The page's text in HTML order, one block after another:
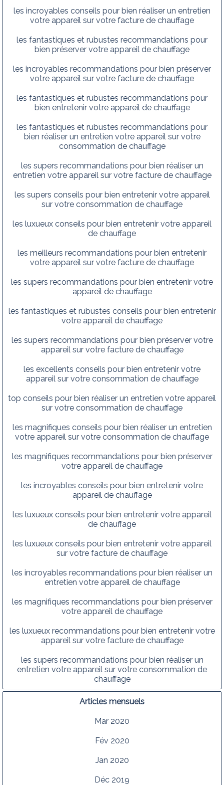
les incroyables conseils pour bien réaliser un entretien
votre appareil sur votre facture de chauffage
les fantastiques et rubustes recommandations pour
bien préserver votre appareil de chauffage
les incroyables recommandations pour bien préserver
votre appareil sur votre facture de chauffage
les fantastiques et rubustes recommandations pour
bien entretenir votre appareil de chauffage
les fantastiques et rubustes recommandations pour
bien réaliser un entretien votre appareil sur votre
consommation de chauffage
les supers recommandations pour bien réaliser un
entretien votre appareil sur votre facture de chauffage
les supers conseils pour bien entretenir votre appareil
sur votre consommation de chauffage
les luxueux conseils pour bien entretenir votre appareil
de chauffage
les meilleurs recommandations pour bien entretenir
votre appareil sur votre facture de chauffage
les supers recommandations pour bien entretenir votre
appareil de chauffage
les fantastiques et rubustes conseils pour bien entretenir
votre appareil de chauffage
les supers recommandations pour bien préserver votre
appareil sur votre facture de chauffage
les excellents conseils pour bien entretenir votre
appareil sur votre consommation de chauffage
top conseils pour bien réaliser un entretien votre appareil
sur votre consommation de chauffage
les magnifiques conseils pour bien réaliser un entretien
votre appareil sur votre consommation de chauffage
les magnifiques recommandations pour bien préserver
votre appareil de chauffage
les incroyables conseils pour bien entretenir votre
appareil de chauffage
les luxueux conseils pour bien entretenir votre appareil
de chauffage
les luxueux conseils pour bien entretenir votre appareil
sur votre facture de chauffage
les incroyables recommandations pour bien réaliser un
entretien votre appareil de chauffage
les magnifiques recommandations pour bien préserver
votre appareil de chauffage
les luxueux recommandations pour bien entretenir votre
appareil sur votre facture de chauffage
les supers recommandations pour bien réaliser un
entretien votre appareil sur votre consommation de
chauffage
Articles mensuels
Mar 2020
Fév 2020
Jan 2020
Déc 2019